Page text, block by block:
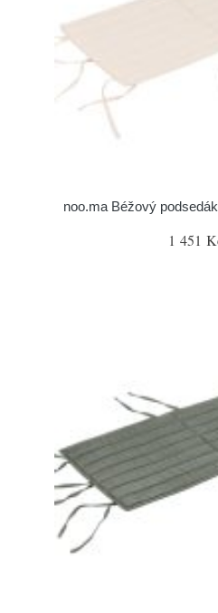
noo.ma Béžový
1 451